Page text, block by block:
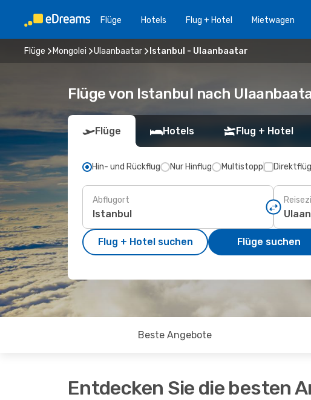
Flüge Hotels Flug + Hotel Mietwagen
Flüge Mongolei Ulaanbaatar Istanbul - Ulaanbaatar
Flüge von Istanbul nach
Flüge Hotels Flug + Hotel
Hin- und Rückflug Nur Hinflug Multistopp
Abflugort
Flug + Hotel suchen Flüge suchen
Beste Angebote
Entdecken Sie die besten